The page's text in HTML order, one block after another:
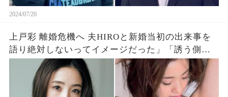
2024/07/20
上戸彩 離婚危機へ 夫HIROと新婚当初の出来事を
語り絶対しないってイメージだった」「誘う側も